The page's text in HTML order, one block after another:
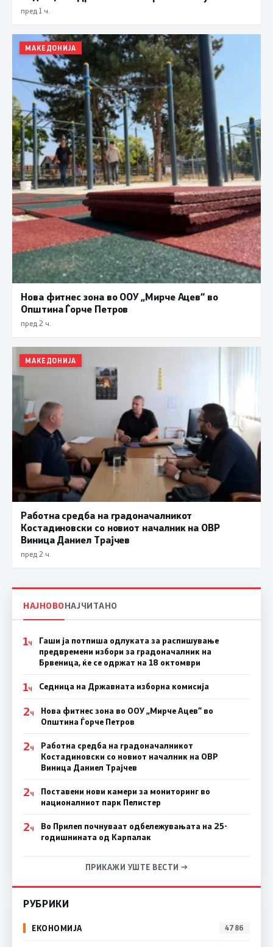
пред 1 ч.
МАКЕДОНИЈА
Нова фитнес зона во ООУ „Мирче Ацев“ во
Општина Ѓорче Петров
пред 2 ч.
МАКЕДОНИЈА
Работна средба на градоначалникот
Костадиновски со новиот началник на ОВР
Виница Даниел Трајчев
пред 2 ч.
НАЈНОВОНАЈЧИТАНО
1Ч
Гаши ја потпиша одлуката за распишување
предвремени избори за градоначалник на
Брвеница, ќе се одржат на 18 октомври
1Ч Седница на Државната изборна комисија
2Ч
Нова фитнес зона во ООУ „Мирче Ацев“ во
Општина Ѓорче Петров
2Ч
Работна средба на градоначалникот
Костадиновски со новиот началник на ОВР
Виница Даниел Трајчев
2Ч
Поставени нови камери за мониторинг во
националниот парк Пелистер
2Ч
Во Прилеп почнуваат одбележувањата на 25-
годишнината од Карпалак
ПРИКАЖИ УШТЕ ВЕСТИ →
РУБРИКИ
ЕКОНОМИЈА 4786